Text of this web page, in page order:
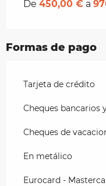
De 450,00 € a
Formas de pago
Tarjeta de crédito
Cheques bancarios
Cheques de
En metálico
Eurocard -